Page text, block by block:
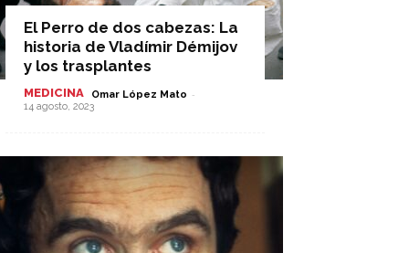
El Perro de dos cabezas: La
historia de Vladímir Démijov
y los trasplantes
MEDICINA Omar López Mato -
14 agosto, 2023